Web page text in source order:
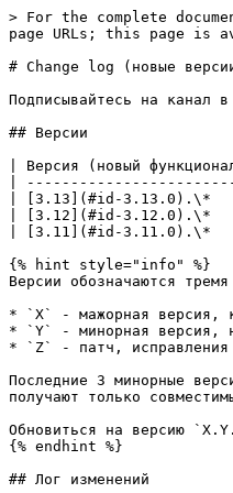
> For the complete documentation index, see [llms.txt](https://docs.itgrix.ru/llms.txt). Markdown versions of documentation pages are available by appending `.md` to page URLs; this page is available as [Markdown](https://docs.itgrix.ru/changelog-bx.md).

# Change log (новые версии) itgrix\_bx

Подписывайтесь на канал в Telegram [Itgrix\_news](https://t.me/itgrix_news), где публикуются изменения Itgrix.

## Версии

| Версия (новый функционал) | Тип            | Актуальный релиз (патч)             |
| ------------------------- | -------------- | ----------------------------------- |
| [3.13](#id-3.13.0).\*     | Актуальная     | [3.13.16](#id-3.13.16) - 23.06.2026 |
| [3.12](#id-3.12.0).\*     | Поддерживается | [3.12.11](#id-3.12.11) - 29.01.2026 |
| [3.11](#id-3.11.0).\*     | Поддерживается | [3.11.14](#id-3.11.14) - 15.07.2025 |

{% hint style="info" %}
Версии обозначаются тремя числами `X.Y.Z`:

* `X` - мажорная версия, крупные изменения с нарушением совместимости
* `Y` - минорная версия, новый функционал и доработка старого
* `Z` - патч, исправления ошибок

Последние 3 минорные версии обновляются патчами. Актуальная минорная версия содержит самый новый функционал и все применимые исправления. Поддерживаемые версии получают только совместимые с ними исправления.

Обновиться на версию `X.Y.Z`: `/opt/itgrix_bx/update.sh --version=X.Y.Z`
{% endhint %}

## Лог изменений

Версии упорядочены по дате релиза.

### 3.13.16

> 23.06.2026

**Админка**

* В админку добавлены альтернативные ссылки на документацию
* На странице состояния добавлены подробные сообщения об отсутствии